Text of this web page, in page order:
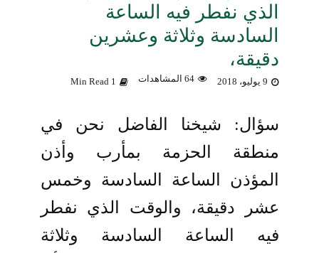
الذي نفطر فيه الساعة
السادسة وثلاثة وعشرين
دقيقة،
9 يوليو، 2018 64 المشاهدات 1 Min Read
سؤال: شيخنا الفاضل نحن في
منطقة الحزمة بمأرب وأذن
المؤذن الساعة السادسة وخمس
عشر دقيقة، والوقت الذي نفطر
فيه الساعة السادسة وثلاثة